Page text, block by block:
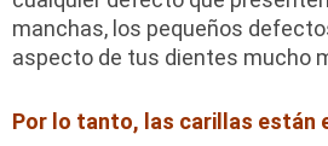
manchas, los pequeños
aspecto de tus dientes mucho
Por lo tanto, las carillas están